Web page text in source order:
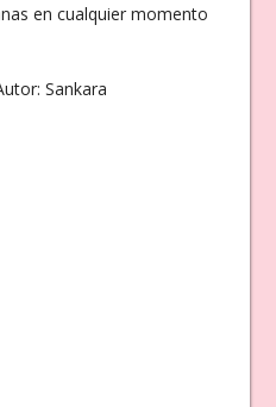
en cualquier momento
Sankara